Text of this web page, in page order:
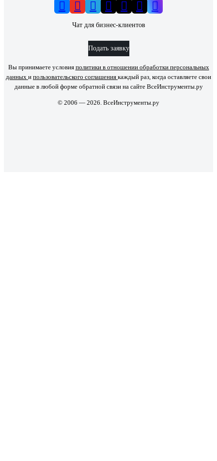
Чат для бизнес-клиентов
Подать заявку
Вы принимаете условия политики в отношении обработки персональных
данных и пользовательского соглашения каждый раз, когда оставляете свои
данные в любой форме обратной связи на сайте ВсеИнструменты.ру
© 2006 — 2026. ВсеИнструменты.ру